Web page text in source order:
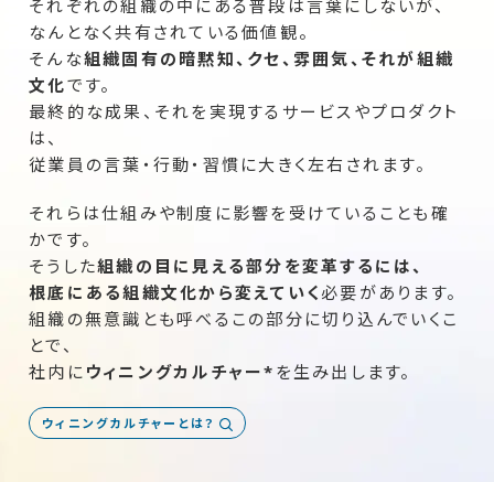
それぞれの組織の中にある普段は言葉にしないが、
なんとなく共有されている価値観。
そんな組織固有の暗黙知、クセ、雰囲気、それが組織
文化です。
最終的な成果、それを実現するサービスやプロダクト
は、
従業員の言葉・行動・習慣に大きく左右されます。
それらは仕組みや制度に影響を受けていることも確
かです。
そうした組織の目に見える部分を変革するには、
根底にある組織文化から変えていく 必要があります。
組織の無意識とも呼べるこの部分に切り込んでいくこ
とで、
社内に ウィニングカルチャー* を生み出します。
ウィニングカルチャーとは？